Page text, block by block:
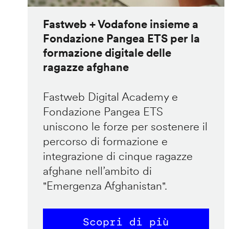
Fastweb + Vodafone insieme a
Fondazione Pangea ETS per la
formazione digitale delle
ragazze afghane
Fastweb Digital Academy e
Fondazione Pangea ETS
uniscono le forze per sostenere il
percorso di formazione e
integrazione di cinque ragazze
afghane nell’ambito di
"Emergenza Afghanistan".
Scopri di più